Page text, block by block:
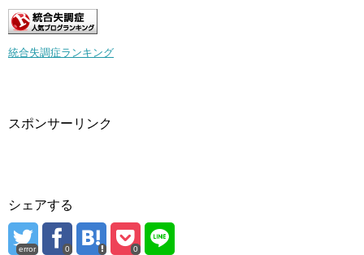
統合失調症ランキング
スポンサーリンク
シェアする
error 0 0